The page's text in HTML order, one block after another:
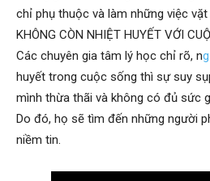
văn
phòng
thám
chỉ phụ thuộc và làm những việc
KHÔNG CÒN NHIỆT HUYẾT VỚI
Các chuyên gia tâm lý học chỉ rõ, n
huyết trong cuộc sống thì sự suy
mình thừa thãi và không có đủ sức
Do đó, họ sẽ tìm đến những người
niềm tin.